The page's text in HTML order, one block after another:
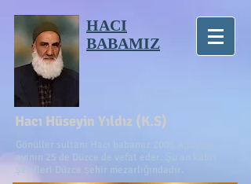
HACI
BABAMIZ
Hacı Hüseyin Yıldız (K.S)
ayının 25 de Düzce de vefat eder. Şu an kabri
şerifleri Düzce şehir mezarlığındadır.